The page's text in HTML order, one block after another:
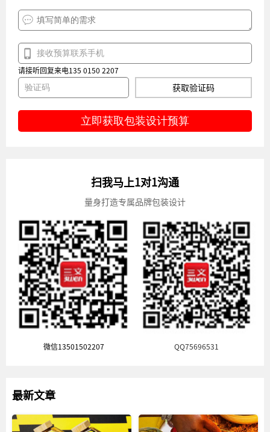
请接听回复来电135 0150 2207
获取验证码
立即获取包装设计预算
扫我马上1对1沟通
量身打造专属品牌包装设计
微信13501502207 QQ75696531
最新文章